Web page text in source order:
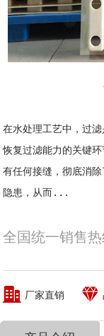
在水处理工艺中，过
恢复过滤能力的关键
有任何接缝，彻底消
隐患，从而...
全国统一销售热
厂家直销